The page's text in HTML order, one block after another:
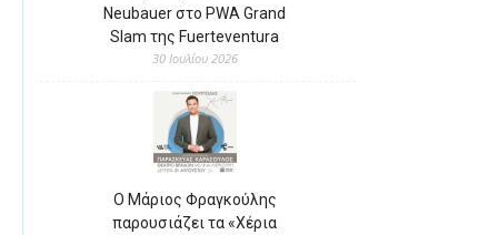
Neubauer στο PWA Grand
Slam της Fuerteventura
30 Ιουλίου 2026
Ο Μάριος Φραγκούλης
παρουσιάζει τα «Χέρια